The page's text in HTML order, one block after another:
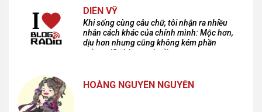
DIÊN VỸ
Khi sống cùng câu chữ, tôi nhận ra nhiều
nhân cách khác của chính mình: Mộc hơn,
dịu hơn nhưng cũng không kém phần
cuồng dã và hoang hoải...
HOÀNG NGUYÊN NGUYỄN